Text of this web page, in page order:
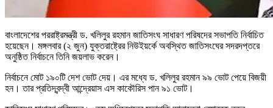
বাংলাদেশের পররাষ্ট্রমন্ত্রী ড. খলিলুর রহমান জাতিসংঘ সাধারণ পরিষদের সভাপতি নির্বাচিত
হয়েছেন। মঙ্গলবার (২ জুন) যুক্তরাষ্ট্রের নিউইয়র্কে অবস্থিত জাতিসংঘের সদরদপ্তরে
অনুষ্ঠিত নির্বাচনে তিনি জয়লাভ করেন।
নির্বাচনে মোট ১৯০টি দেশ ভোট দেয়। এর মধ্যে ড. খলিলুর রহমান ৯৯ ভোট পেয়ে বিজয়ী
হন। তার প্রতিদ্বন্দ্বী আন্দ্রেয়াস এস কাকৌরিস পান ৯১ ভোট।